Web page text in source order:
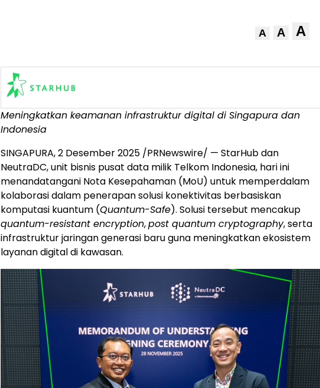
A A A
Meningkatkan keamanan infrastruktur digital di Singapura dan
Indonesia
SINGAPURA, 2 Desember 2025 /PRNewswire/ — StarHub dan
NeutraDC, unit bisnis pusat data milik Telkom Indonesia, hari ini
menandatangani Nota Kesepahaman (MoU) untuk memperdalam
kolaborasi dalam penerapan solusi konektivitas berbasiskan
komputasi kuantum (Quantum-Safe). Solusi tersebut mencakup
quantum-resistant encryption,post quantum cryptography, serta
infrastruktur jaringan generasi baru guna meningkatkan ekosistem
layanan digital di kawasan.